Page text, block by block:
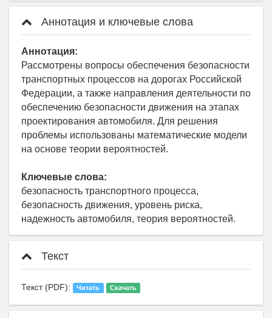
Аннотация и ключевые слова
Аннотация:
Рассмотрены вопросы обеспечения безопасности
транспортных процессов на дорогах Российской
Федерации, а также направления деятельности по
обеспечению безопасности движения на этапах
проектирования автомобиля. Для решения
проблемы использованы математические модели
на основе теории вероятностей.
Ключевые слова:
безопасность транспортного процесса,
безопасность движения, уровень риска,
надежность автомобиля, теория вероятностей.
Текст
Текст (PDF): Читать Скачать